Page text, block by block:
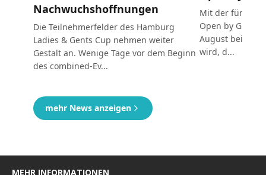
MEHR INFORMATIONEN